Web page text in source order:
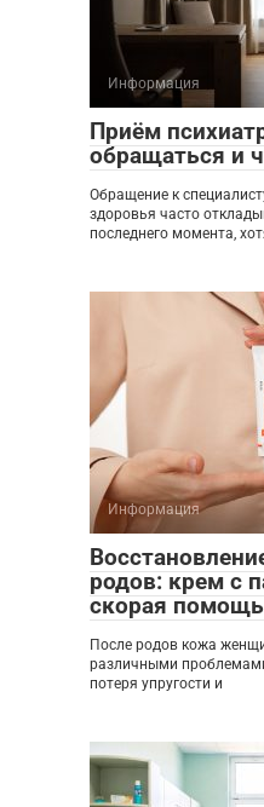
Информация
Приём
обращаться и
Обращение к
здоровья часто
последнего момента,
Информация
родов: крем с
скорая помощь
После родов кожа
различными
потеря упругости и